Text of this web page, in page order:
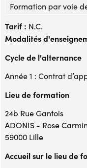
Formation par voie
Tarif : N.C.
Modalités
Cycle de l'alternance
Année 1 : Contrat
Lieu de formation
24b Rue Gantois
ADONIS - Rose Carmin
59000 Lille
Accueil sur le lieu de